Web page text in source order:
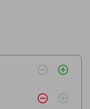
remove_circle_outline add_circle_outline
remove_circle_outline add_circle_outline